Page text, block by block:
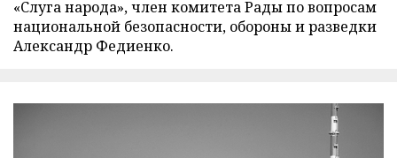
«Слуга народа», член комитета Рады по вопросам
национальной безопасности, обороны и разведки
Александр Федиенко.